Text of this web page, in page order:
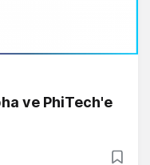
ve PhiTech'e